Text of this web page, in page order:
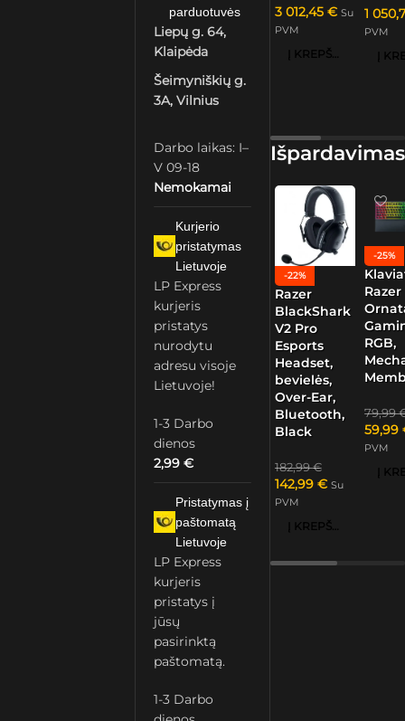
parduotuvės
Liepų g. 64,
Klaipėda
Šeimyniškių g.
3A, Vilnius
Darbo laikas: I–
V 09-18
Nemokamai
Kurjerio
pristatymas
Lietuvoje
LP Express
kurjeris
pristatys
nurodytu
adresu visoje
Lietuvoje!
1-3 Darbo
dienos
2,99€
Pristatymas į
paštomatą
Lietuvoje
LP Express
kurjeris
pristatys į
jūsų
pasirinktą
paštomatą.
1-3 Darbo
3 012,45 € Su
PVM
Į KREPŠELĮ
1
PVM
Išpardavimas
-22%
Razer
BlackShark
V2 Pro
Esports
Headset,
bevielės,
Over-Ear,
Bluetooth,
Black
182,99€
142,99 € Su
PVM
Į KREPŠELĮ
-25%
Razer
RGB,
79,99
59,99
PVM